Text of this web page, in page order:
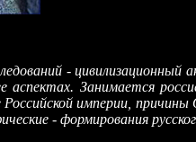
- цивилизационный
аспектах. Занимается
Российской империи,
- формирования